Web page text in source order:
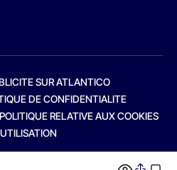
SUR ATLANTICO
DE CONFIDENTIALITE
POLITIQUE RELATIVE AUX COOKIES